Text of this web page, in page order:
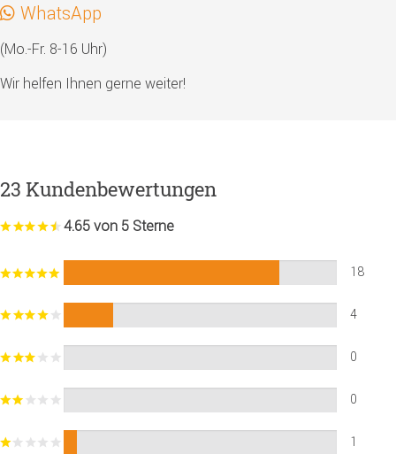
WhatsApp
(Mo.-Fr. 8-16 Uhr)
Wir helfen Ihnen gerne weiter!
23 Kundenbewertungen
4.65 von 5 Sterne
18
4
0
0
1